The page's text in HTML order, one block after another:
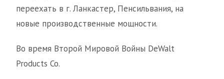
переехать в г. Ланкастер, Пенсильвания, на
новые производственные мощности.
Во время Второй Мировой Войны DeWalt
Products Co.